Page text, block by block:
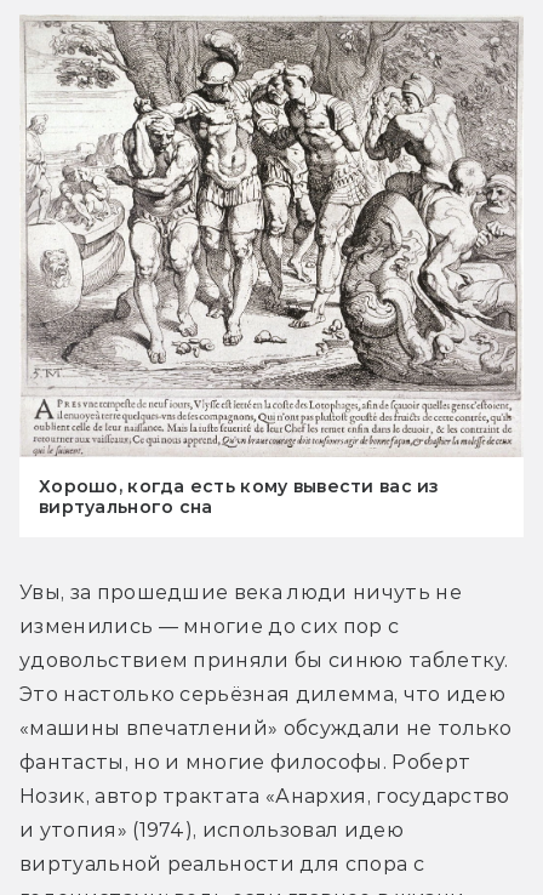
Хорошо, когда есть кому вывести вас из
виртуального сна
Увы, за прошедшие века люди ничуть не
изменились — многие до сих пор с
удовольствием приняли бы синюю таблетку.
Это настолько серьёзная дилемма, что идею
«машины впечатлений» обсуждали не только
фантасты, но и многие философы. Роберт
Нозик, автор трактата «Анархия, государство
и утопия» (1974), использовал идею
виртуальной реальности для спора с